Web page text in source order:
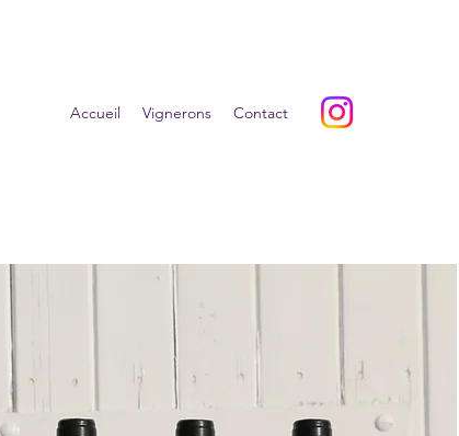
Accueil Vignerons Contact